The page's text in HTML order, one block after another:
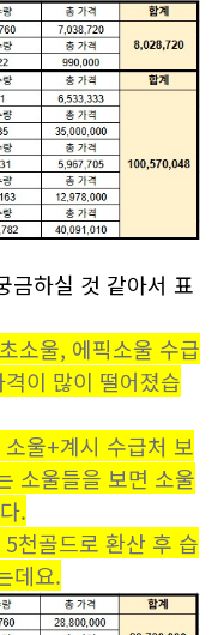
금하실 것 같아서 표
소울, 에픽소울 수급
이 많이 떨어졌습
울+계시 수급처 보
소울들을 보면 소울
.
천골드로 환산 후 습
데요.